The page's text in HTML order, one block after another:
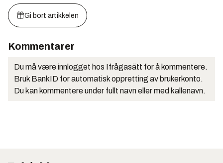
Gi bort artikkelen
Kommentarer
Du må være innlogget hos Ifrågasätt for å kommentere.
Bruk BankID for automatisk oppretting av brukerkonto.
Du kan kommentere under fullt navn eller med kallenavn.